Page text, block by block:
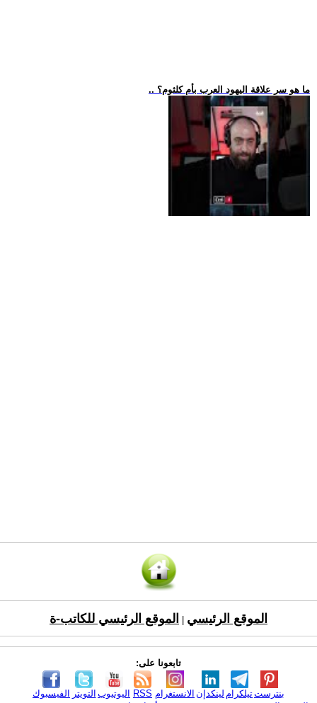
.. ما هو سر علاقة اليهود العرب بأم كلثوم؟
الموقع الرئيسي الموقع الرئيسي للكاتب-ة
تابعونا على:
الفيسبوك التويتر اليوتيوب RSS الانستغرام لينكدإن تيلكرامبنترست